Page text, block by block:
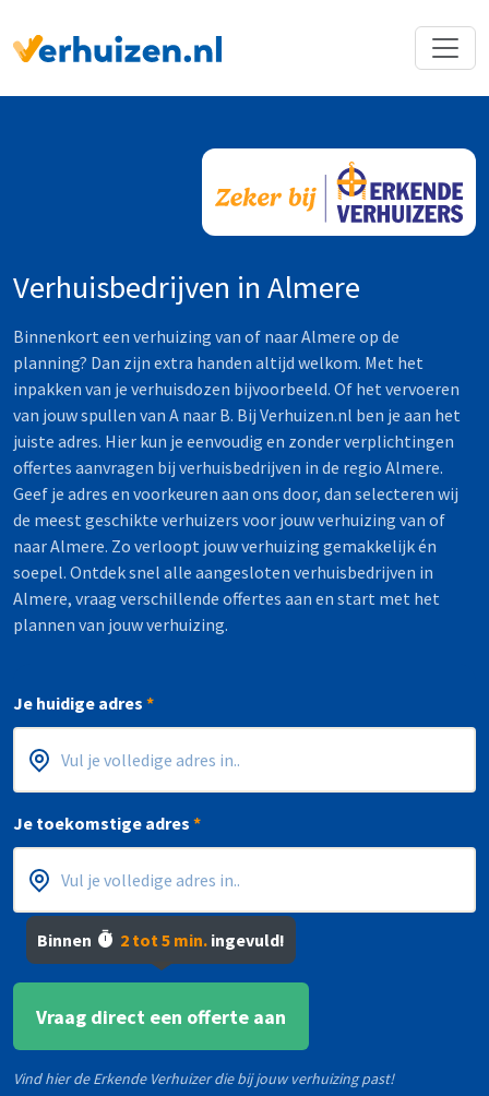
Verhuisbedrijven in Almere
Binnenkort een verhuizing van of naar Almere op de
planning? Dan zijn extra handen altijd welkom. Met het
inpakken van je verhuisdozen bijvoorbeeld. Of het vervoeren
van jouw spullen van A naar B. Bij Verhuizen.nl ben je aan het
juiste adres. Hier kun je eenvoudig en zonder verplichtingen
offertes aanvragen bij verhuisbedrijven in de regio Almere.
Geef je adres en voorkeuren aan ons door, dan selecteren wij
de meest geschikte verhuizers voor jouw verhuizing van of
naar Almere. Zo verloopt jouw verhuizing gemakkelijk én
soepel. Ontdek snel alle aangesloten verhuisbedrijven in
Almere, vraag verschillende offertes aan en start met het
plannen van jouw verhuizing.
Je huidige adres *
Postcode*
Huisnummer*
Je toekomstige adres *
Postcode*
Huisnummer*
Vraag direct een offerte aan
Vind hier de Erkende Verhuizer die bij jouw verhuizing past!
Binnen 2 tot 5 min. ingevuld!